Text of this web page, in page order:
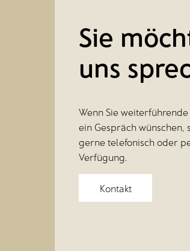
Sie
uns
Wenn Sie
ein Gespräch wünschen,
gerne telefonisch oder
Verfügung.
Kontakt